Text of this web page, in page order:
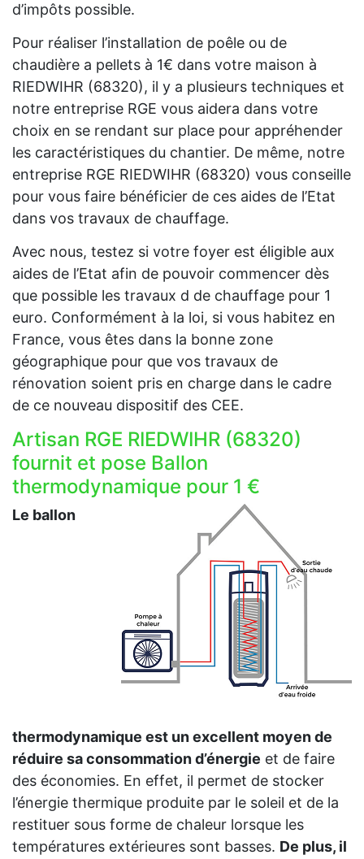
d’impôts possible.
Pour réaliser l’installation de poêle ou de
chaudière a pellets à 1€ dans votre maison à
RIEDWIHR (68320), il y a plusieurs techniques et
notre entreprise RGE vous aidera dans votre
choix en se rendant sur place pour appréhender
les caractéristiques du chantier. De même, notre
entreprise RGE RIEDWIHR (68320) vous conseille
pour vous faire bénéficier de ces aides de l’Etat
dans vos travaux de chauffage.
Avec nous, testez si votre foyer est éligible aux
aides de l’Etat afin de pouvoir commencer dès
que possible les travaux d de chauffage pour 1
euro. Conformément à la loi, si vous habitez en
France, vous êtes dans la bonne zone
géographique pour que vos travaux de
rénovation soient pris en charge dans le cadre
de ce nouveau dispositif des CEE.
Artisan RGE RIEDWIHR (68320)
fournit et pose Ballon
thermodynamique pour 1 €
Le ballon
thermodynamique est un excellent moyen de
réduire sa consommation d’énergie et de faire
des économies. En effet, il permet de stocker
l’énergie thermique produite par le soleil et de la
restituer sous forme de chaleur lorsque les
températures extérieures sont basses. De plus, il